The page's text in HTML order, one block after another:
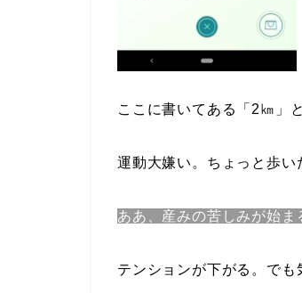
ここに書いてある「2㎞」
運動大嫌い。ちょっと歩い
ああ、産みの苦しみが始ま
テンションが下がる。でも